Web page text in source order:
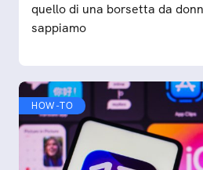
quello di una borsetta da
sappiamo
HOW-TO